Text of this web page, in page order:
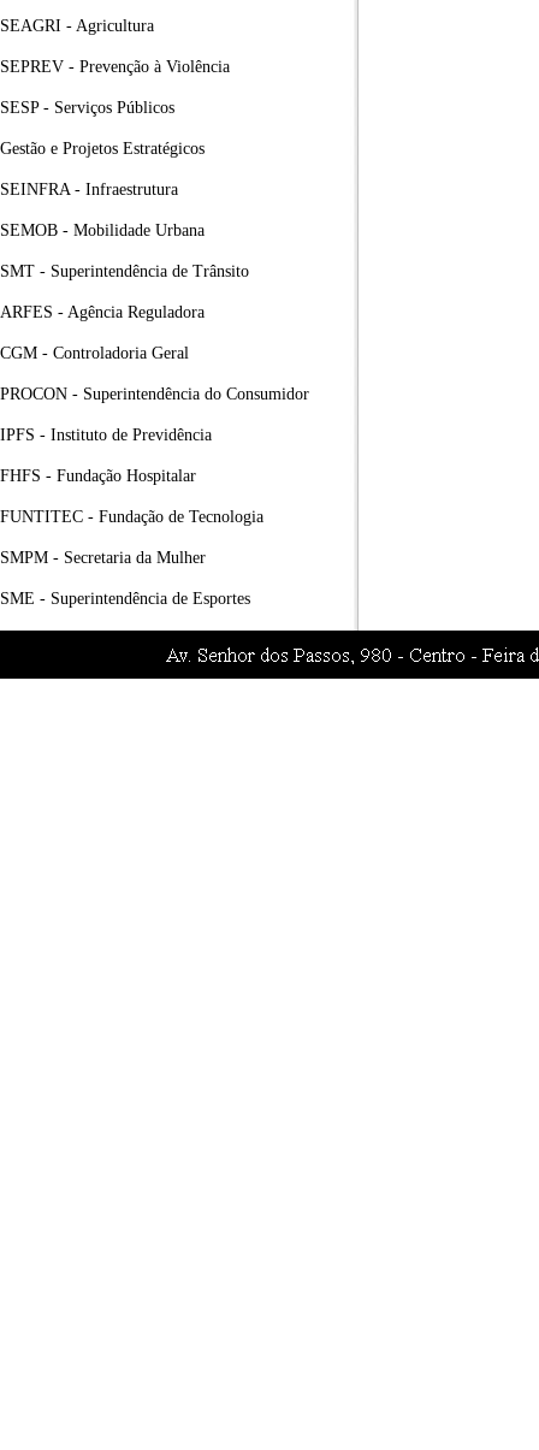
SEAGRI - Agricultura
SEPREV - Prevenção à Violência
SESP - Serviços Públicos
Gestão e Projetos Estratégicos
SEINFRA - Infraestrutura
SEMOB - Mobilidade Urbana
SMT - Superintendência de Trânsito
ARFES - Agência Reguladora
CGM - Controladoria Geral
PROCON - Superintendência do Consumidor
IPFS - Instituto de Previdência
FHFS - Fundação Hospitalar
FUNTITEC - Fundação de Tecnologia
SMPM - Secretaria da Mulher
SME - Superintendência de Esportes